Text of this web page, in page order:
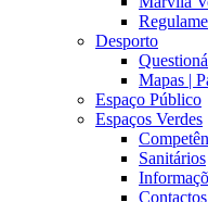
Desporto
Mapas |
Espaço Público
Espaços Verdes
Sanitários
Contactos